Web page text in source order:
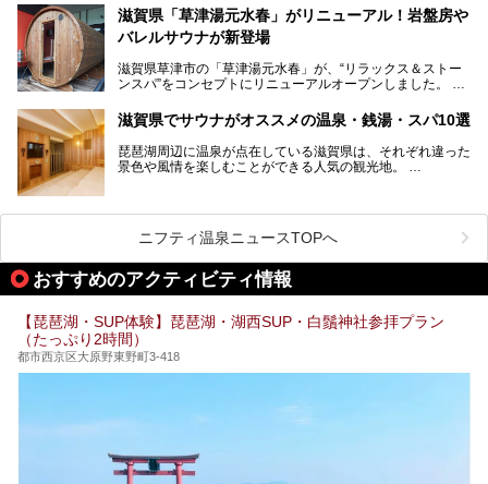
この記事は北近江リゾート 天然温泉 北近江の湯のPR記事で
す。
ープン。湖からそよぐ爽やかな風を感じながらサウナと温泉
が楽しめます。
を打てるのも醍醐味の一つ。そして、若女将はなんと「元ア
イドル」の現役アーティスト。音楽スタジオまで備えたユニ
滋賀県「草津湯元水春」がリニューアル！岩盤房や
バレルサウナが新登場
滋賀県草津市の「草津湯元水春」が、“リラックス＆ストー
ンスパ”をコンセプトにリニューアルオープンしました。
たほか、岩盤房やバレルサウナも新設されました。さらに地
産地消をテーマにしたレストランメニューもパワーアップ。
今回新しくなった「草津湯元水春」の魅力を余すところなく
紹介します。
滋賀県でサウナがオススメの温泉・銭湯・スパ10選
琵琶湖周辺に温泉が点在している滋賀県は、それぞれ違った
景色や風情を楽しむことができる人気の観光地。
旅行やお出かけのついではもちろん、近隣にお住いの方はぜ
ひ気軽に立ち寄ってみてくださいね。
ニフティ温泉ニュースTOPへ
おすすめのアクティビティ情報
【琵琶湖・SUP体験】琵琶湖・湖西SUP・白鬚神社参拝プラン
（たっぷり2時間）
都市西京区大原野東野町3-418